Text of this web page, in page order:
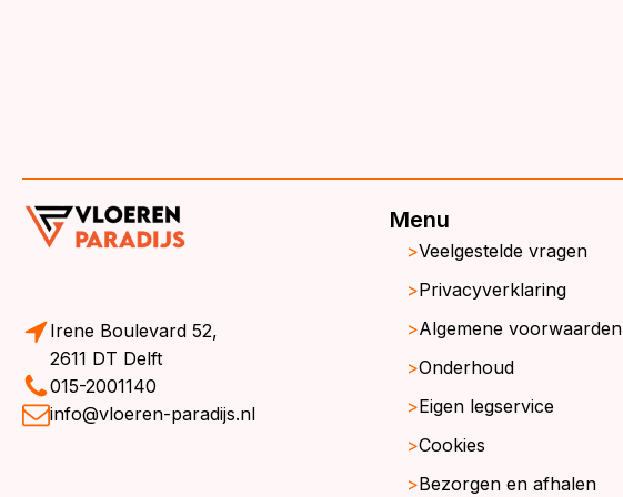
Irene Boulevard 52,
2611 DT Delft
015-2001140
info@vloeren-paradijs.nl
Menu
Veelgestelde vragen
Privacyverklaring
Algemene voorwaarden
Onderhoud
Eigen legservice
Cookies
Bezorgen en afhalen